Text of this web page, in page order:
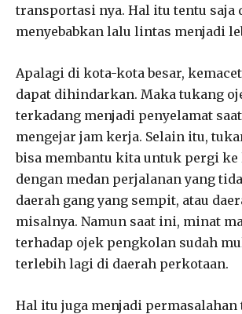
transportasi nya. Hal itu tentu saja
menyebabkan lalu lintas menjadi
Apalagi di kota-kota besar,
dapat dihindarkan. Maka tukang
terkadang menjadi penyelamat
mengejar jam kerja. Selain itu,
bisa membantu kita untuk pergi
dengan medan perjalanan yang
daerah gang yang sempit, atau
misalnya. Namun saat ini, minat
terhadap ojek pengkolan sudah
terlebih lagi di daerah perkotaan.
Hal itu juga menjadi